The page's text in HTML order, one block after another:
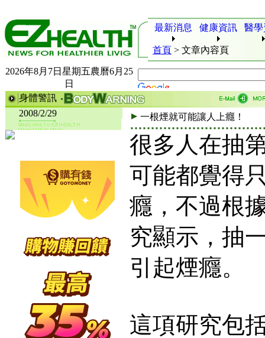
最新消息 健康資訊 醫
首頁 > 文章內容頁
2026年8月7日星期五農曆6月25
日
身體警訊
2008/2/29
一根煙就可能讓人上癮！
很多人在抽
可能都覺得
癮，不過根
究顯示，抽
引起煙癮。
這項研究包